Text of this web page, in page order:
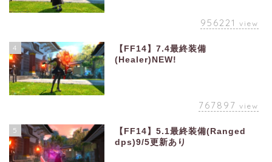
956221 view
4
【FF14】7.4最終装備
(Healer)NEW!
767897 view
5
【FF14】5.1最終装備(Ranged
dps)9/5更新あり